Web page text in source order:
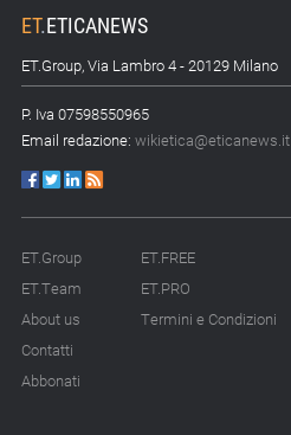
ET.ETICANEWS
ET.Group, Via Lambro 4 - 20129 Milano
P. Iva 07598550965
Email redazione: wikietica@eticanews.it
ET.Group
ET.Team
About us
Contatti
Abbonati
ET.FREE
ET.PRO
Termini e Condizioni